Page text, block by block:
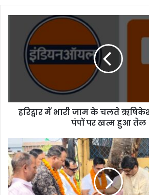
हरिद्वार में भारी जाम के चलते
पंपों पर खत्म हुआ तेल